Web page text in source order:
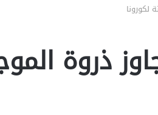
لكورونا
ذروة